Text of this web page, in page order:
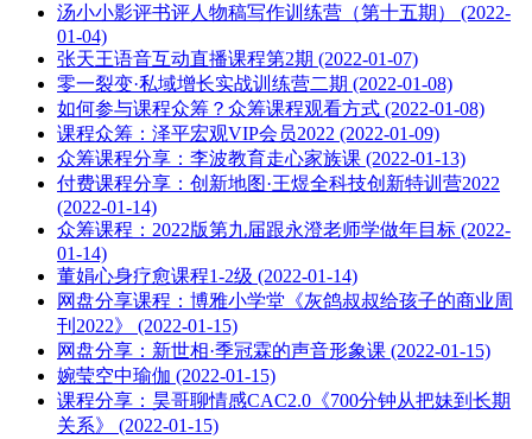
汤小小影评书评人物稿写作训练营（第十五期） (2022-
01-04)
张天王语音互动直播课程第2期 (2022-01-07)
零一裂变·私域增长‮战实‬训练营二期 (2022-01-08)
如何参与课程众筹？众筹课程观看方式 (2022-01-08)
课程众筹：泽平宏观VIP会员2022 (2022-01-09)
众筹课程分享：李波教育走心家族课 (2022-01-13)
付费课程分享：创新地图·王煜全科技创新特训营2022
(2022-01-14)
众筹课程：2022版第九届跟永澄老师学做年目标 (2022-
01-14)
董娟心身疗愈课程1-2级 (2022-01-14)
网盘分享课程：博雅小学堂《灰鸽叔叔给孩子的商业周
刊2022》 (2022-01-15)
网盘分享：新世相·季冠霖的声音形象课 (2022-01-15)
婉莹空中瑜伽 (2022-01-15)
课程分享：昊哥聊情感CAC2.0《700分钟从把妹到长期
关系》 (2022-01-15)